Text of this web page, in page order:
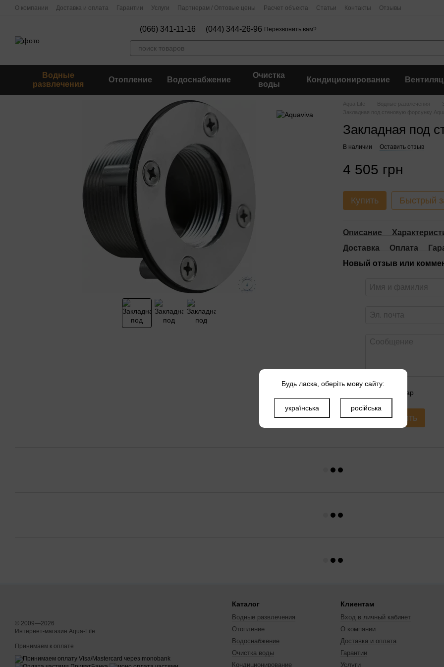
Перейти к основному контенту
О компании Доставка и оплата Гарантии Услуги Партнерам / Оптовые цены Расчет объекта Статьи Контакты Отзывы
(066) 341-11-16 (044) 344-26-96 Перезвонить вам?
Водные
развлечения
Отопление Водоснабжение
Очистка
воды
Кондиционирование
Aqua Life Водные развлечения
Закладная под стеновую форсунку
Закладная под
В наличии Оставить отзыв
4 505 грн
Купить Быстрый
Описание
Доставка
Оплата
Новый отзыв или
Оцените товар
Отправить
© 2009—2026
Интернет-магазин Aqua-Life
Принимаем к оплате
Каталог
Водные развлечения
Отопление
Водоснабжение
Очистка воды
Кондиционирование
Клиентам
Вход в личный кабинет
О компании
Доставка и оплата
Гарантии
Услуги
Будь ласка, оберіть мову сайту:
українська російська